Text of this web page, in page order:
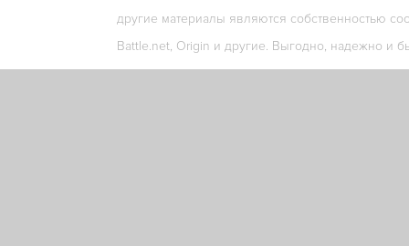
другие материалы являются собственностью
Battle.net, Origin и другие. Выгодно, надежно и